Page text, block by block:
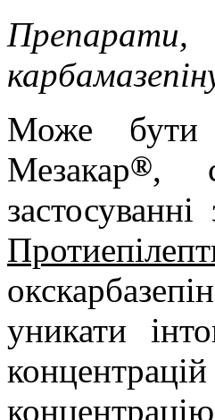
Може бути
Мезакар®,
застосуванні
уникати